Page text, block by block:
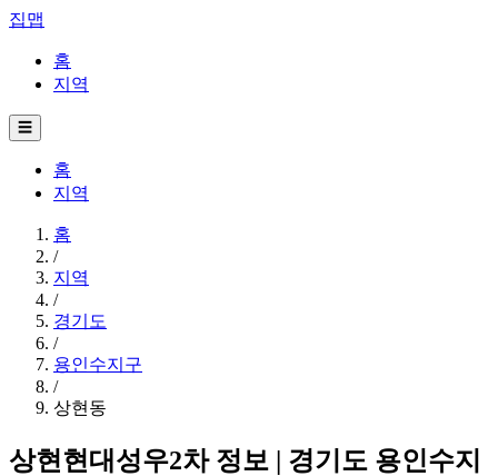
집맵
홈
지역
☰
홈
지역
홈
/
지역
/
경기도
/
용인수지구
/
상현동
상현현대성우2차 정보 | 경기도 용인수지